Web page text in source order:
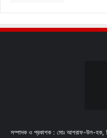
সম্পাদক ও প্রকাশক : মোঃ আশরাফ-উল-হক,